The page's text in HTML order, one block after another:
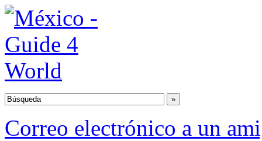
Correo electrónico a un